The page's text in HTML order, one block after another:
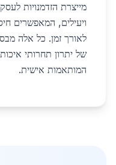
מייצרת הזדמנויות
ויעילים, המאפשרים
לאורך זמן. כל אלה
של יתרון תחרותי
המותאמות אישית.